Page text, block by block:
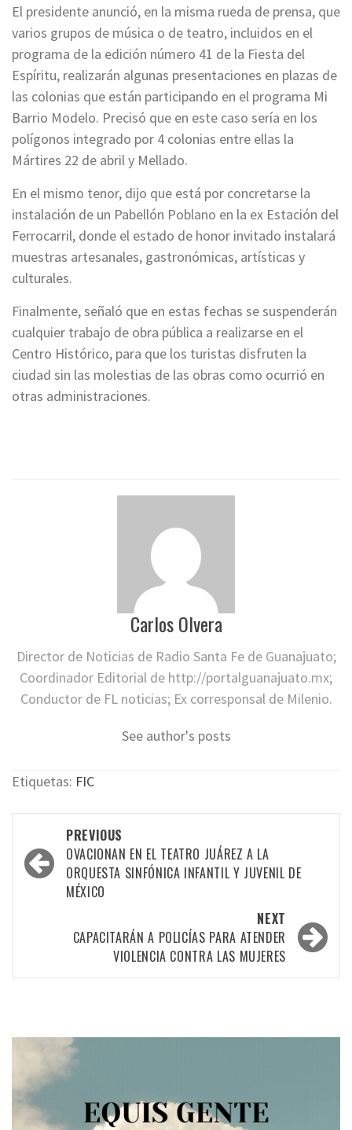
El presidente anunció, en la misma rueda de prensa, que
varios grupos de música o de teatro, incluidos en el
programa de la edición número 41 de la Fiesta del
Espíritu, realizarán algunas presentaciones en plazas de
las colonias que están participando en el programa Mi
Barrio Modelo. Precisó que en este caso sería en los
polígonos integrado por 4 colonias entre ellas la
Mártires 22 de abril y Mellado.
En el mismo tenor, dijo que está por concretarse la
instalación de un Pabellón Poblano en la ex Estación del
Ferrocarril, donde el estado de honor invitado instalará
muestras artesanales, gastronómicas, artísticas y
culturales.
Finalmente, señaló que en estas fechas se suspenderán
cualquier trabajo de obra pública a realizarse en el
Centro Histórico, para que los turistas disfruten la
ciudad sin las molestias de las obras como ocurrió en
otras administraciones.
Carlos Olvera
Director de Noticias de Radio Santa Fe de Guanajuato;
Coordinador Editorial de http://portalguanajuato.mx;
Conductor de FL noticias; Ex corresponsal de Milenio.
See author's posts
Etiquetas: FIC
navigation
PREVIOUS
OVACIONAN EN EL TEATRO JUÁREZ A LA
ORQUESTA SINFÓNICA INFANTIL Y JUVENIL DE
MÉXICO
NEXT
CAPACITARÁN A POLICÍAS PARA ATENDER
VIOLENCIA CONTRA LAS MUJERES